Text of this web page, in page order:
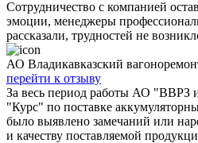
Сотрудничество с компанией
эмоции, менеджеры
рассказали, трудностей не
АО Владикавказский
перейти к отзыву
За весь период работы АО
"Курс" по поставке
было выявлено замечаний или
и качеству поставляемой